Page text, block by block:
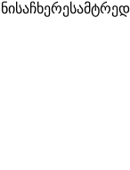
საჩხერე